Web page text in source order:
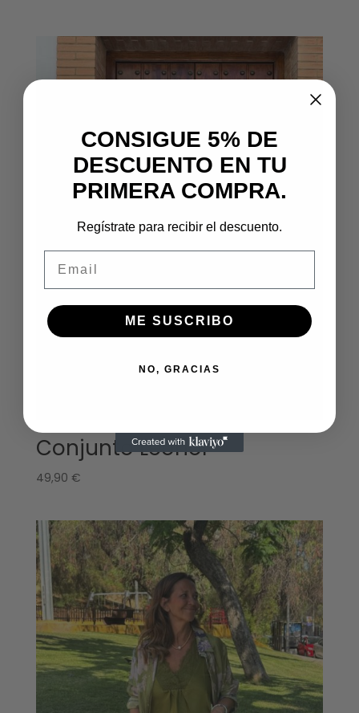
Conjunto Leonor
49,90 €
CONSIGUE 5% DE
DESCUENTO EN TU
PRIMERA COMPRA.
Regístrate para recibir el descuento.
ME SUSCRIBO
NO, GRACIAS